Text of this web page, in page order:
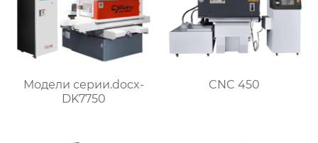
Модели серии.docx-
DK7750
CNC 450